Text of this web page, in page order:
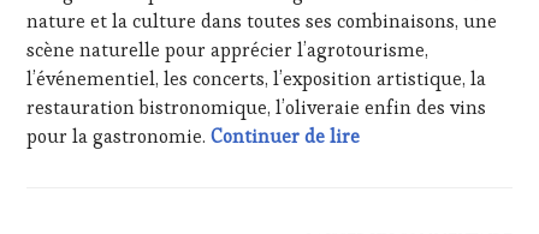
TOUR,
WINE
TOURISM
MOVIE,
WINETASTINGVOUCHER.COM
TASTING
MOVIE ,
VIGNOBLES,
WINE
VOUCHER,
nature et la culture dans toutes ses combinaisons, une
scène naturelle pour apprécier l’agrotourisme,
l’événementiel, les concerts, l’exposition artistique, la
restauration bistronomique, l’oliveraie enfin des vins
pour la gastronomie.Continuer de lireCASTING : Nadia